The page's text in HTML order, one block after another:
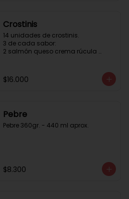
Crostinis
14 unidades de crostinis.
3 de cada sabor:
2 salmón queso crema rúcula
caramelizada y miel.
3 camaron queso crema rúcula.
$16.000
Pebre
Pebre 360gr. - 440 ml aprox.
$8.300